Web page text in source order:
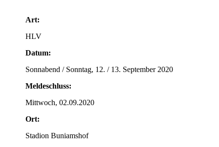
Art:
HLV
Datum:
Sonnabend / Sonntag, 12. / 13. September 2020
Meldeschluss:
Mittwoch, 02.09.2020
Ort:
Stadion Buniamshof